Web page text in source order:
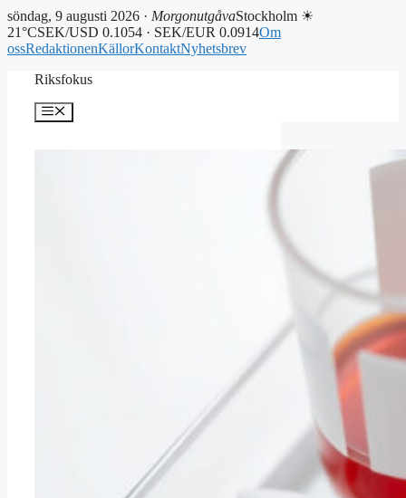
söndag, 9 augusti 2026 · MorgonutgåvaStockholm ☀
21°CSEK/USD 0.1054 · SEK/EUR 0.0914Om
ossRedaktionenKällorKontaktNyhetsbrev
Riksfokus
Meny